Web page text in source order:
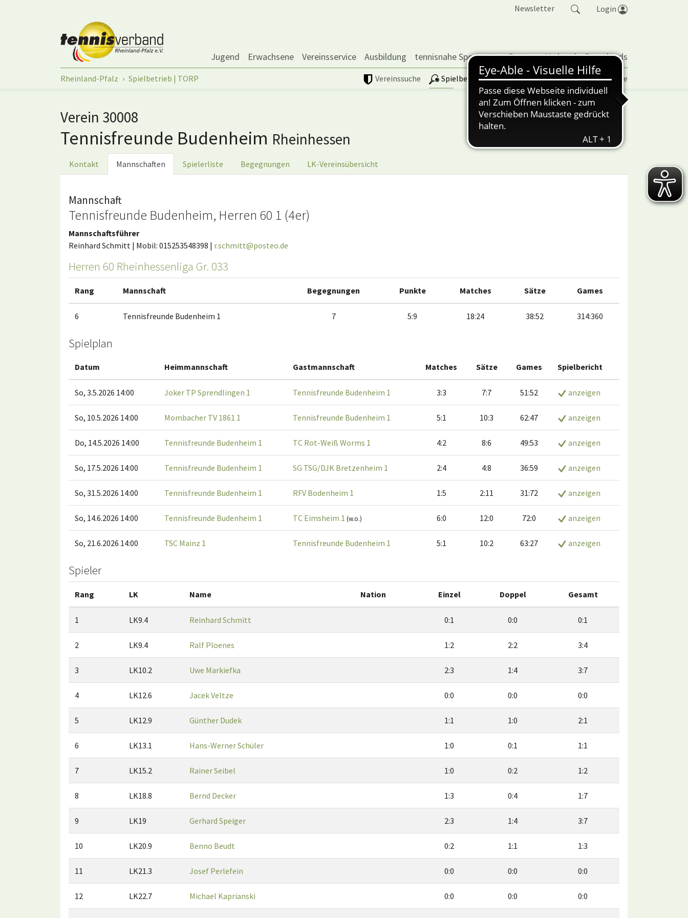
Newsletter Login
Jugend Erwachsene Vereinsservice Ausbildung tennisnahe Sportarten Partner Verband Downloads
Vereinssuche Spielbetrieb | TORP Vereinspokal Turniere
Sie sind hier:
Rheinland-Pfalz Spielbetrieb | TORP
Verein 30008
Tennisfreunde Budenheim Rheinhessen
Kontakt Mannschaften Spielerliste Begegnungen LK-Vereinsübersicht
Mannschaft
Tennisfreunde Budenheim, Herren 60 1 (4er)
Mannschaftsführer
Reinhard Schmitt | Mobil: 015253548398 | r.schmitt@posteo.de
Herren 60 Rheinhessenliga Gr. 033
Rang Mannschaft Begegnungen Punkte Matches Sätze Games
6 Tennisfreunde Budenheim 1 7 5:9 18:24 38:52 314:360
Spielplan
Datum Heimmannschaft Gastmannschaft Matches Sätze Games Spielbericht
So, 3.5.2026 14:00 Joker TP Sprendlingen 1 Tennisfreunde Budenheim 1 3:3 7:7 51:52 anzeigen
So, 10.5.2026 14:00 Mombacher TV 1861 1 Tennisfreunde Budenheim 1 5:1 10:3 62:47 anzeigen
Do, 14.5.2026 14:00 Tennisfreunde Budenheim 1 TC Rot-Weiß Worms 1 4:2 8:6 49:53 anzeigen
So, 17.5.2026 14:00 Tennisfreunde Budenheim 1 SG TSG/DJK Bretzenheim 1 2:4 4:8 36:59 anzeigen
So, 31.5.2026 14:00 Tennisfreunde Budenheim 1 RFV Bodenheim 1 1:5 2:11 31:72 anzeigen
So, 14.6.2026 14:00 Tennisfreunde Budenheim 1 TC Eimsheim 1 (w.o.) 6:0 12:0 72:0 anzeigen
So, 21.6.2026 14:00 TSC Mainz 1 Tennisfreunde Budenheim 1 5:1 10:2 63:27 anzeigen
Spieler
Rang LK Name Nation Einzel Doppel Gesamt
1 LK9.4 Reinhard Schmitt 0:1 0:0 0:1
2 LK9.4 Ralf Ploenes 1:2 2:2 3:4
3 LK10.2 Uwe Markiefka 2:3 1:4 3:7
4 LK12.6 Jacek Veltze 0:0 0:0 0:0
5 LK12.9 Günther Dudek 1:1 1:0 2:1
6 LK13.1 Hans-Werner Schüler 1:0 0:1 1:1
7 LK15.2 Rainer Seibel 1:0 0:2 1:2
8 LK18.8 Bernd Decker 1:3 0:4 1:7
9 LK19 Gerhard Speiger 2:3 1:4 3:7
10 LK20.9 Benno Beudt 0:2 1:1 1:3
11 LK21.3 Josef Perlefein 0:0 0:0 0:0
12 LK22.7 Michael Kaprianski 0:0 0:0 0:0